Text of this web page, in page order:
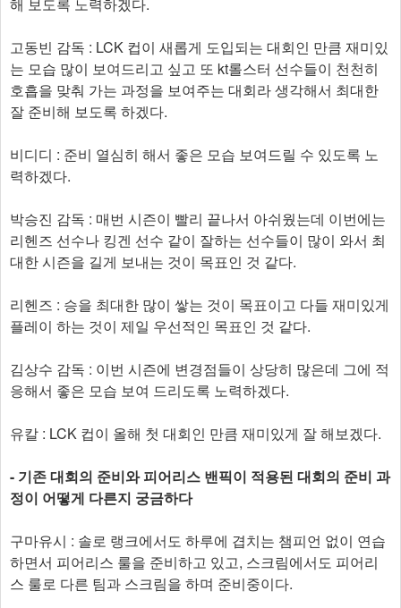
고동빈 감독 : LCK 컵이 새롭게 도입되는 대회인 만큼 재미있
는 모습 많이 보여드리고 싶고 또 kt롤스터 선수들이 천천히
호흡을 맞춰 가는 과정을 보여주는 대회라 생각해서 최대한
잘 준비해 보도록 하겠다.
비디디 : 준비 열심히 해서 좋은 모습 보여드릴 수 있도록 노
력하겠다.
박승진 감독 : 매번 시즌이 빨리 끝나서 아쉬웠는데 이번에는
리헨즈 선수나 킹겐 선수 같이 잘하는 선수들이 많이 와서 최
대한 시즌을 길게 보내는 것이 목표인 것 같다.
리헨즈 : 승을 최대한 많이 쌓는 것이 목표이고 다들 재미있게
플레이 하는 것이 제일 우선적인 목표인 것 같다.
김상수 감독 : 이번 시즌에 변경점들이 상당히 많은데 그에 적
응해서 좋은 모습 보여 드리도록 노력하겠다.
유칼 : LCK 컵이 올해 첫 대회인 만큼 재미있게 잘 해보겠다.
- 기존 대회의 준비와 피어리스 밴픽이 적용된 대회의 준비 과
정이 어떻게 다른지 궁금하다
구마유시 : 솔로 랭크에서도 하루에 겹치는 챔피언 없이 연습
하면서 피어리스 룰을 준비하고 있고, 스크림에서도 피어리
스 룰로 다른 팀과 스크림을 하며 준비중이다.